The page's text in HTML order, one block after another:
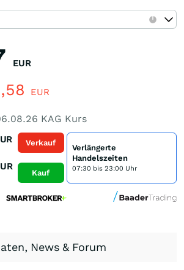
EUR
EUR
KAG Kurs
Verkauf
Kauf
Verlängerte
Handelszeiten
07:30 bis 23:00 Uhr
News & Forum